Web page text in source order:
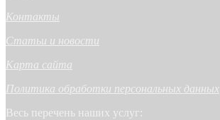
Контакты
Статьи и новости
Карта сайта
Политика обработки персональных данных
Весь перечень наших услуг: